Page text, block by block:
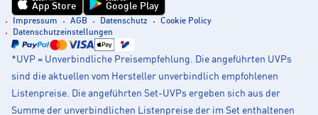
App Store Google Play
Impressum AGB Datenschutz
Cookie Policy
Datenschutzeinstellungen
*UVP = Unverbindliche Preisempfehlung. Die angeführten UVPs
sind die aktuellen vom Hersteller unverbindlich empfohlenen
Listenpreise. Die angeführten Set-UVPs ergeben sich aus der
Summe der unverbindlichen Listenpreise der im Set enthaltenen